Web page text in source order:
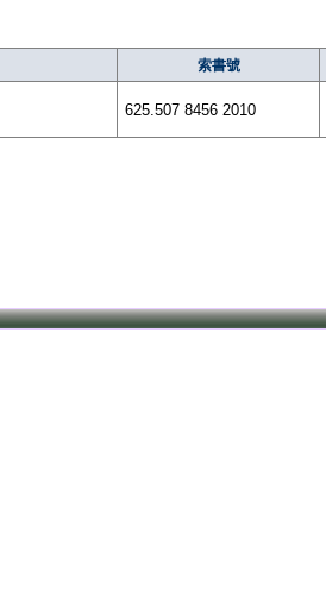
索書號
625.507 8456 2010